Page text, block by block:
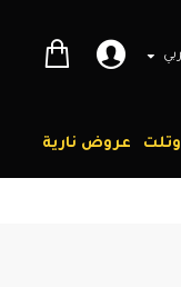
عروض نارية